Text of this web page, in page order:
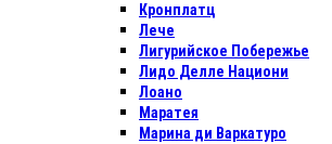
Кронплатц
Лече
Лигурийское Побережье
Лидо Делле Национи
Лоано
Маратея
Марина ди Варкатуро